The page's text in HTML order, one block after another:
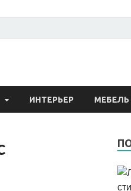
и
ИНТЕРЬЕР МЕБЕЛЬ